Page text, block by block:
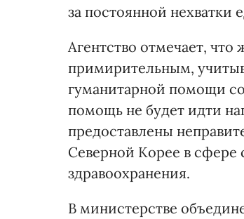
за постоянной нехватки
Агентство отмечает,
примирительным,
гуманитарной помощи
помощь не будет идти
предоставлены
Северной Корее в сфере
здравоохранения.
В министерстве